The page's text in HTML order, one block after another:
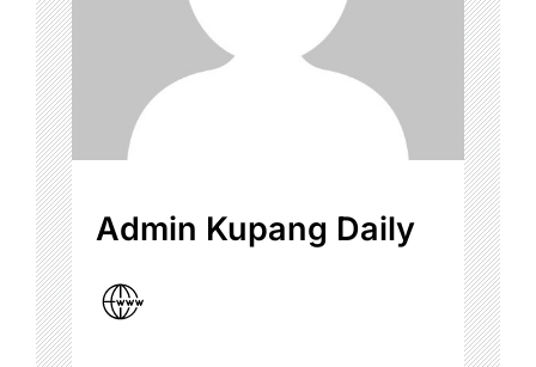
Admin Kupang Daily